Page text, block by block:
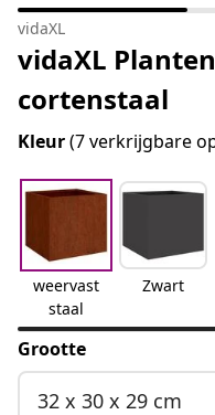
vidaXL
vidaXL
cortenstaal
Kleur(7 verkrijgbare
weervast
staal
Zwart
Grootte
32 x 30 x 29 cm